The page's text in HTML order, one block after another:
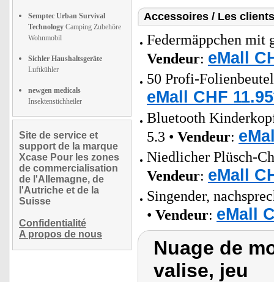
Semptec Urban Survival
Technology Camping Zubehöre
Wohnmobil
Sichler Haushaltsgeräte
Luftkühler
newgen medicals
Insektenstichheiler
Site de service et
support de la marque
Xcase Pour les zones
de commercialisation
de l'Allemagne, de
l'Autriche et de la
Suisse
Confidentialité
A propos de nous
Accessoires / Les
Federmäppchen mit
Vendeur: eMall
50 Profi-
eMall CHF
Bluetooth
5.3 • Vendeur:
Niedlicher Plüsch-
Vendeur: eMall
Singender,
• Vendeur: eMall
Nuage de
valise, jeu